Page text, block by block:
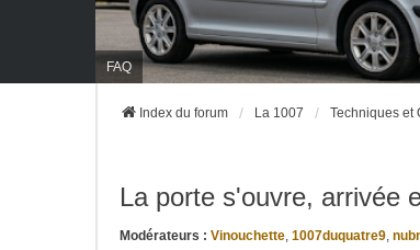
FAQ
Index du forum La 1007 Techniques et
La porte s'ouvre, arrivée
Modérateurs : Vinouchette, 1007duquatre9,